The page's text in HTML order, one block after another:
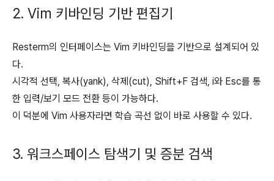
2. Vim 키바인딩 기반 편집기
Resterm의 인터페이스는 Vim 키바인딩을 기반으로 설계되어 있
다.
시각적 선택, 복사(yank), 삭제(cut), Shift+F 검색, i와 Esc를 통
한 입력/보기 모드 전환 등이 가능하다.
이 덕분에 Vim 사용자라면 학습 곡선 없이 바로 사용할 수 있다.
3. 워크스페이스 탐색기 및 증분 검색